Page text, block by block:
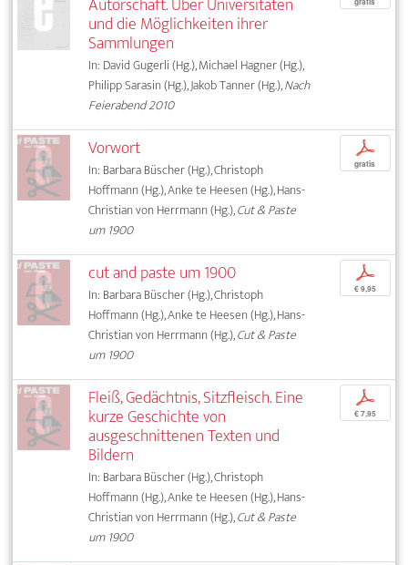
und die Möglichkeiten ihrer
Sammlungen
In: David Gugerli (Hg.), Michael Hagner (Hg.),
Philipp Sarasin (Hg.), Jakob Tanner (Hg.),Nach
Feierabend 2010
Vorwort
In: Barbara Büscher (Hg.), Christoph
Hoffmann (Hg.), Anke te Heesen (Hg.), Hans-
Christian von Herrmann (Hg.),Cut & Paste
um 1900
p
gratis
cut and paste um 1900
In: Barbara Büscher (Hg.), Christoph
Hoffmann (Hg.), Anke te Heesen (Hg.), Hans-
Christian von Herrmann (Hg.),Cut & Paste
um 1900
p
€ 9,95
Fleiß, Gedächtnis, Sitzfleisch. Eine
kurze Geschichte von
ausgeschnittenen Texten und
Bildern
In: Barbara Büscher (Hg.), Christoph
Hoffmann (Hg.), Anke te Heesen (Hg.), Hans-
Christian von Herrmann (Hg.),Cut & Paste
um 1900
p
€ 7,95